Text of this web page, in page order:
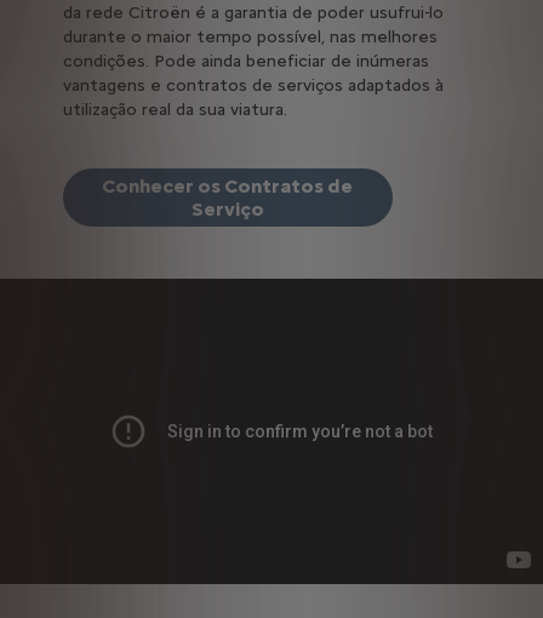
da rede Citroën é a garantia de poder usufrui-lo
durante o maior tempo possível, nas melhores
condições. Pode ainda beneficiar de inúmeras
vantagens e contratos de serviços adaptados à
utilização real da sua viatura.
Conhecer os Contratos de
Serviço